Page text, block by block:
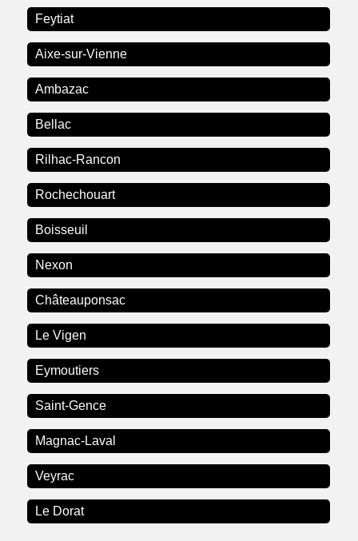
Feytiat
Aixe-sur-Vienne
Ambazac
Bellac
Rilhac-Rancon
Rochechouart
Boisseuil
Nexon
Châteauponsac
Le Vigen
Eymoutiers
Saint-Gence
Magnac-Laval
Veyrac
Le Dorat